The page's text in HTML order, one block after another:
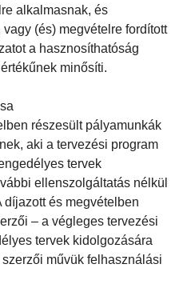
alkalmasnak, és
(és) megvételre fordított
a hasznosíthatóság
minősíti.
részesült pályamunkák
aki a tervezési program
tervek
ellenszolgáltatás nélkül
és megvételben
– a végleges tervezési
tervek kidolgozására
művük felhasználási